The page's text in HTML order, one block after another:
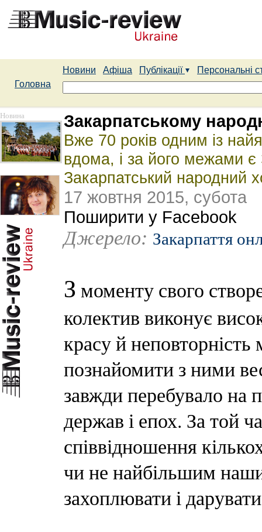
Новини Афіша Публікації
Персональні
Головна
Новина Закарпатському
Вже 70 років одним із
вдома, і за його межами
Закарпатський народний
17 жовтня 2015, субота
Поширити у Facebook
Джерело: Закарпаття
З моменту свого
колектив виконує
красу й
познайомити з ними
завжди перебувало на
держав і епох. За той
співвідношення
чи не найбільшим
захоплювати і